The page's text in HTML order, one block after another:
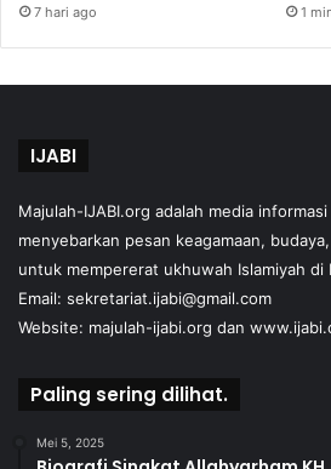
7 hari ago 1
IJABI
Majulah-IJABI.org adalah media
menyebarkan pesan keagamaan,
untuk mempererat ukhuwah Islamiyah di
Email: sekretariat.ijabi@gmail.com
Website: majulah-ijabi.org dan
Paling sering dilihat.
Mei 5, 2025